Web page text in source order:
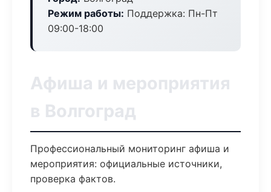
Режим работы: Поддержка: Пн-Пт
09:00-18:00
Афиша и мероприятия
в Волгоград
Профессиональный мониторинг афиша и
мероприятия: официальные источники,
проверка фактов.